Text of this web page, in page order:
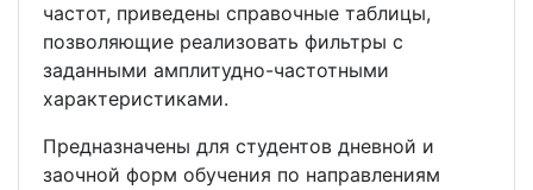
частот, приведены справочные таблицы,
позволяющие реализовать фильтры с
заданными амплитудно-частотными
характеристиками.
Предназначены для студентов дневной и
заочной форм обучения по направлениям